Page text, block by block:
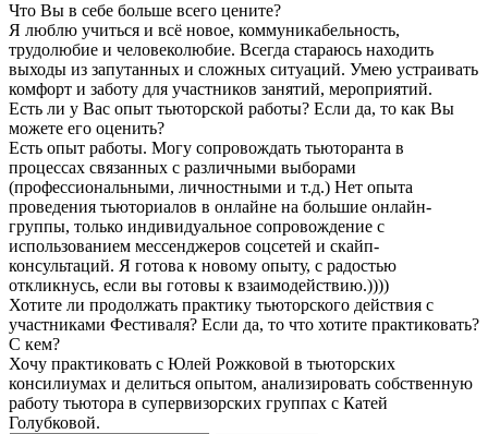
Что Вы в себе больше всего цените?
Я люблю учиться и всё новое, коммуникабельность,
трудолюбие и человеколюбие. Всегда стараюсь находить
выходы из запутанных и сложных ситуаций. Умею устраивать
комфорт и заботу для участников занятий, мероприятий.
Есть ли у Вас опыт тьюторской работы? Если да, то как Вы
можете его оценить?
Есть опыт работы. Могу сопровождать тьюторанта в
процессах связанных с различными выборами
(профессиональными, личностными и т.д.) Нет опыта
проведения тьюториалов в онлайне на большие онлайн-
группы, только индивидуальное сопровождение с
использованием мессенджеров соцсетей и скайп-
консультаций. Я готова к новому опыту, с радостью
откликнусь, если вы готовы к взаимодействию.))))
Хотите ли продолжать практику тьюторского действия с
участниками Фестиваля? Если да, то что хотите практиковать?
С кем?
Хочу практиковать с Юлей Рожковой в тьюторских
консилиумах и делиться опытом, анализировать собственную
работу тьютора в супервизорских группах с Катей
Голубковой.